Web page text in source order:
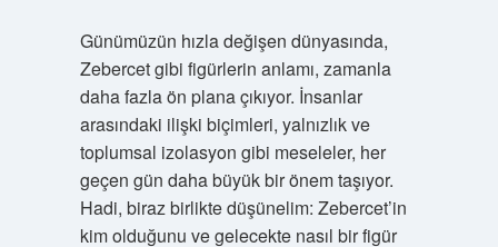
Günümüzün hızla değişen dünyasında,
Zebercet gibi figürlerin anlamı, zamanla
daha fazla ön plana çıkıyor. İnsanlar
arasındaki ilişki biçimleri, yalnızlık ve
toplumsal izolasyon gibi meseleler, her
geçen gün daha büyük bir önem taşıyor.
Hadi, biraz birlikte düşünelim: Zebercet’in
kim olduğunu ve gelecekte nasıl bir figür